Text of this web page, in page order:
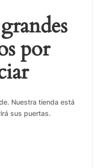
por
Nuestra tienda está
sus puertas.